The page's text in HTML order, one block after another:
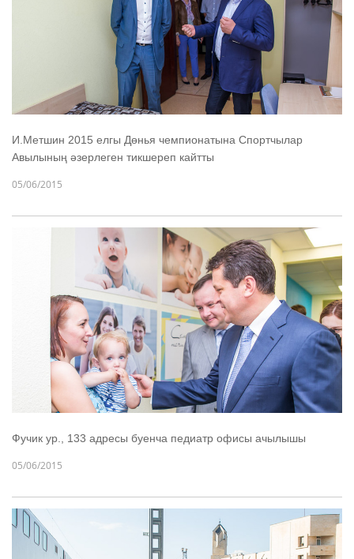
И.Метшин 2015 елгы Дөнья чемпионатына Спортчылар
Авылының әзерлеген тикшереп кайтты
05/06/2015
Фучик ур., 133 адресы буенча педиатр офисы ачылышы
05/06/2015